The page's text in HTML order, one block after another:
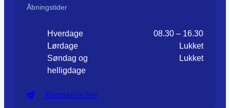
Åbningstider
Hverdage
08.30 – 16.30
Lørdage
Lukket
Søndag og
helligdage
Lukket
Kontakt os her